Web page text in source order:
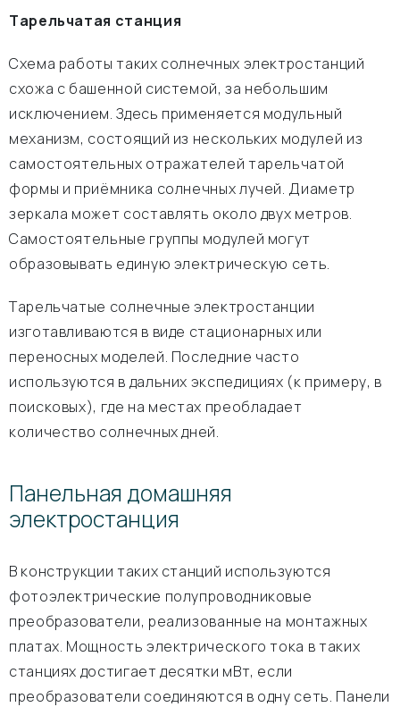
Тарельчатая станция
Схема работы таких солнечных электростанций
схожа с башенной системой, за небольшим
исключением. Здесь применяется модульный
механизм, состоящий из нескольких модулей из
самостоятельных отражателей тарельчатой
формы и приёмника солнечных лучей. Диаметр
зеркала может составлять около двух метров.
Самостоятельные группы модулей могут
образовывать единую электрическую сеть.
Тарельчатые солнечные электростанции
изготавливаются в виде стационарных или
переносных моделей. Последние часто
используются в дальних экспедициях (к примеру, в
поисковых), где на местах преобладает
количество солнечных дней.
Панельная домашняя
электростанция
В конструкции таких станций используются
фотоэлектрические полупроводниковые
преобразователи, реализованные на монтажных
платах. Мощность электрического тока в таких
станциях достигает десятки мВт, если
преобразователи соединяются в одну сеть. Панели